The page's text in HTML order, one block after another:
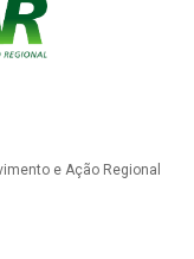
e Ação Regional